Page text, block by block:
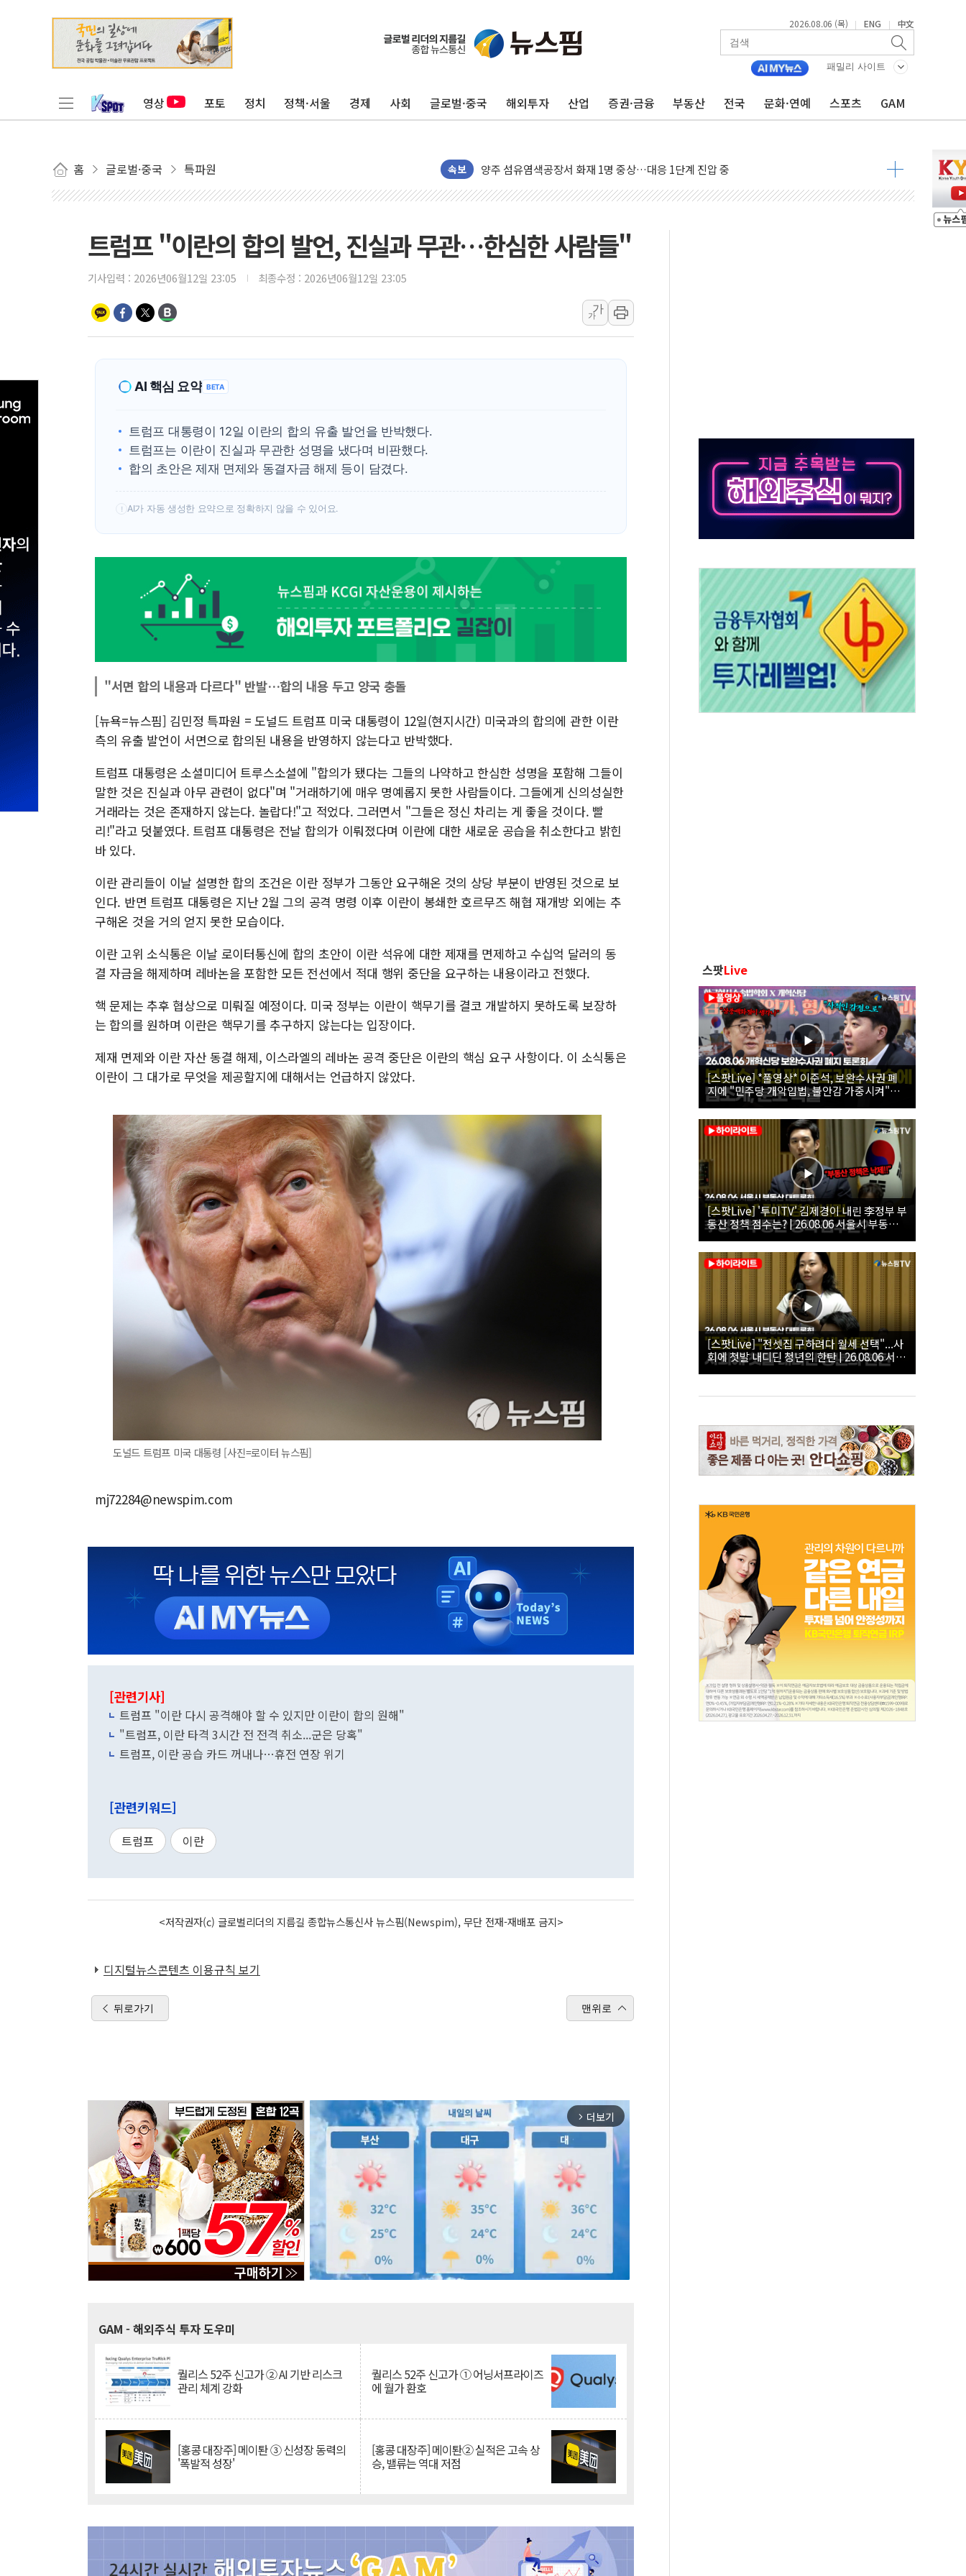
2026.08.06 (목) | ENG | 中文
패밀리 사이트
영상 포토 정치 정책·서울 경제 사회 글로벌·중국 해외투자 산업 증권·금융 부동산 전국 문화·연예 스포츠 GAM
홈 글로벌·중국 특파원 속보
뉴욕증시 개장 전 특징주...모더나·아이온큐·도어대시↑ VS 샌디스크·피그마·앱러빈↓
김정관 장관 "영업이익 N% 성과급 반대…상법·자본시장법 개정 논의"
청와대, 북한 단거리 탄도미사일 발사에 긴급 안보 점검회의
금값 7주 만에 최고…美 고용 둔화·호르무즈 재개방 기대에 강세
러, 1인칭시점 드론으로 우크라 민간인 '사파리' 공격… 시민들 공포감 극대화 전략
[베트남 증시] 지수 하락 속 'DGC' 임시 주총 기대감에 홀로 상한가…마진 잔액은 사상 최고
'월가의 황제' 다이먼 "금융시장 레버리지 위험수위…숨은 차입이 더 큰 변수"
양주 섬유염색공장서 화재 1명 중상…대응 1단계 진압 중
우크라 드론 전술, 중남미 콜롬비아에 새 안보 위기… 반군·마약카르텔이 습득해 전투 활용
주한미군 "오산기지 누출, 백린 아닌 무해한 표면 부식 물질"
구미 폐염산처리업체서 불 2시간30여분만에 진화...외국인 노동자 숨져
해군과 함께하는 '불금전파, 송정' 시즌2
강원도 폭염특보 11일째…온열질환·가축 피해 최소화 '총력 대응'
[코인 시황] 비트코인, ETF 자금 유입에도 박스권…美 암호화폐 법안 처리 여부도 변수
트럼프 "이란의 합의 발언, 진실과 무관…한심한 사람들"
기사입력 : 2026년06월12일 23:05 최종수정 : 2026년06월12일 23:05
가
가
AI 핵심 요약 BETA
트럼프 대통령이 12일 이란의 합의 유출 발언을 반박했다.
트럼프는 이란이 진실과 무관한 성명을 냈다며 비판했다.
합의 초안은 제재 면제와 동결자금 해제 등이 담겼다.
! AI가 자동 생성한 요약으로 정확하지 않을 수 있어요.
"서면 합의 내용과 다르다" 반발…합의 내용 두고 양국 충돌
[뉴욕=뉴스핌] 김민정 특파원 = 도널드 트럼프 미국 대통령이 12일(현지시간) 미국과의 합의에 관한 이란
측의 유출 발언이 서면으로 합의된 내용을 반영하지 않는다고 반박했다.
트럼프 대통령은 소셜미디어 트루스소셜에 "합의가 됐다는 그들의 나약하고 한심한 성명을 포함해 그들이
말한 것은 진실과 아무 관련이 없다"며 "거래하기에 매우 명예롭지 못한 사람들이다. 그들에게 신의성실한
거래라는 것은 존재하지 않는다. 놀랍다!"고 적었다. 그러면서 "그들은 정신 차리는 게 좋을 것이다. 빨
리!"라고 덧붙였다. 트럼프 대통령은 전날 합의가 이뤄졌다며 이란에 대한 새로운 공습을 취소한다고 밝힌
바 있다.
이란 관리들이 이날 설명한 합의 조건은 이란 정부가 그동안 요구해온 것의 상당 부분이 반영된 것으로 보
인다. 반면 트럼프 대통령은 지난 2월 그의 공격 명령 이후 이란이 봉쇄한 호르무즈 해협 재개방 외에는 추
구해온 것을 거의 얻지 못한 모습이다.
이란 고위 소식통은 이날 로이터통신에 합의 초안이 이란 석유에 대한 제재를 면제하고 수십억 달러의 동
결 자금을 해제하며 레바논을 포함한 모든 전선에서 적대 행위 중단을 요구하는 내용이라고 전했다.
핵 문제는 추후 협상으로 미뤄질 예정이다. 미국 정부는 이란이 핵무기를 결코 개발하지 못하도록 보장하
는 합의를 원하며 이란은 핵무기를 추구하지 않는다는 입장이다.
제재 면제와 이란 자산 동결 해제, 이스라엘의 레바논 공격 중단은 이란의 핵심 요구 사항이다. 이 소식통은
이란이 그 대가로 무엇을 제공할지에 대해서는 언급하지 않았다.
도널드 트럼프 미국 대통령 [사진=로이터 뉴스핌]
mj72284@newspim.com
[관련기사]
트럼프 "이란 다시 공격해야 할 수 있지만 이란이 합의 원해"
"트럼프, 이란 타격 3시간 전 전격 취소...군은 당혹"
트럼프, 이란 공습 카드 꺼내나…휴전 연장 위기
[관련키워드]
트럼프 이란
<저작권자(c) 글로벌리더의 지름길 종합뉴스통신사 뉴스핌(Newspim), 무단 전재-재배포 금지>
디지털뉴스콘텐츠 이용규칙 보기
뒤로가기 맨위로
arrow_forward_ios 더보기
GAM - 해외주식 투자 도우미
퀄리스 52주 신고가 ② AI 기반 리스크
관리 체계 강화
퀄리스 52주 신고가 ① 어닝서프라이즈
에 월가 환호
[홍콩 대장주] 메이퇀 ③ 신성장 동력의
'폭발적 성장'
[홍콩 대장주] 메이퇀② 실적은 고속 상
승, 밸류는 역대 저점
스팟Live
[스팟Live] *풀영상* 이준석, 보완수사권 폐
지에 "민주당 개악입법, 불안감 가중시켜"｜
26.08.06 개혁신당 보완수사권 폐지 토론회
[스팟Live] '투미TV' 김제경이 내린 李정부 부
동산 정책 점수는? | 26.08.06 서울시 부동산
대토론회
[스팟Live] "전셋집 구하려다 월세 선택"...사
회에 첫발 내디딘 청년의 한탄 | 26.08.06 서울
시 부동산 대토론회